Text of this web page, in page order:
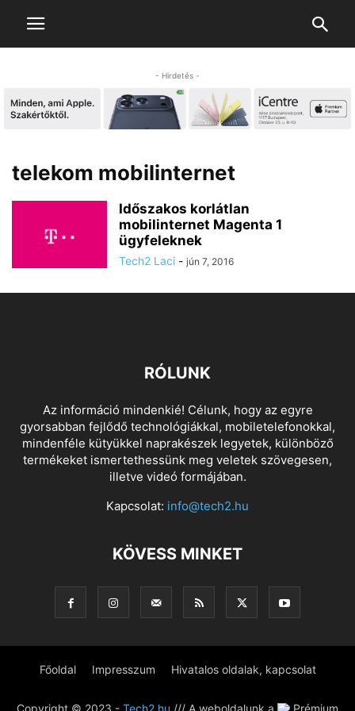
- Hirdetés -
telekom mobilinternet
Időszakos korlátlan
mobilinternet Magenta 1
ügyfeleknek
Tech2 Laci - jún 7, 2016
RÓLUNK
Az információ mindenkié! Célunk, hogy az egyre
gyorsabban fejlődő technológiákkal, mobiletelefonokkal,
mindenféle kütyükkel naprakészek legyetek, különböző
termékeket ismertethessünk meg veletek szövegesen,
illetve videó formájában.
Kapcsolat: info@tech2.hu
KÖVESS MINKET
Főoldal Impresszum Hivatalos oldalak, kapcsolat